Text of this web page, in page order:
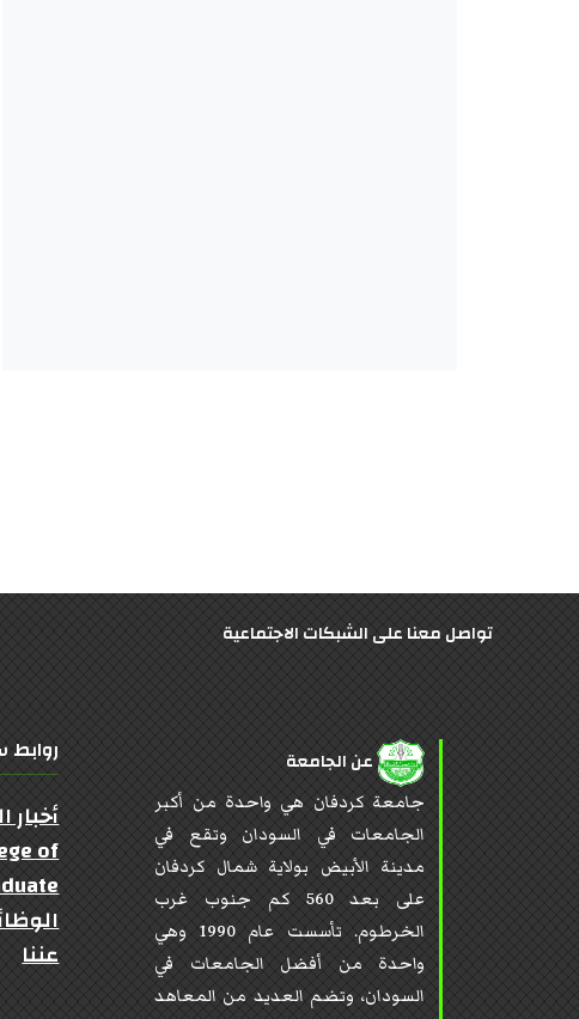
تواصل معنا على الشبكات الاجتماعية
عن الجامعة
جامعة كردفان هي واحدة من أكبر
الجامعات في السودان وتقع في
مدينة الأبيض بولاية شمال كردفان
على بعد 560 كم جنوب غرب
الخرطوم. تأسست عام 1990 وهي
واحدة من أفضل الجامعات في
السودان، وتضم العديد من المعاهد
روابط
أخبار
of
عننا